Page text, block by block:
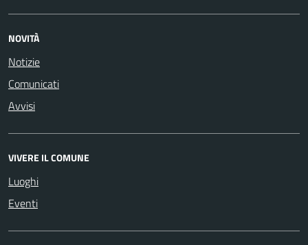
NOVITÀ
Notizie
Comunicati
Avvisi
VIVERE IL COMUNE
Luoghi
Eventi